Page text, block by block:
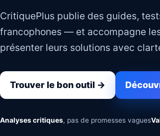
CritiquePlus publie des guides,
francophones — et accompagne
présenter leurs solutions avec
Trouver le bon outil →
Analyses critiques, pas de promesses vagues